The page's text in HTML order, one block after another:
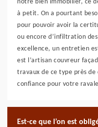
notre bien immobilier, ce
à petit. On a pourtant
pour pouvoir avoir la
ou encore d’infiltration
excellence, un entretien
est l’artisan couvreur
travaux de ce type près de
confiance pour votre
Est-ce que l’on est